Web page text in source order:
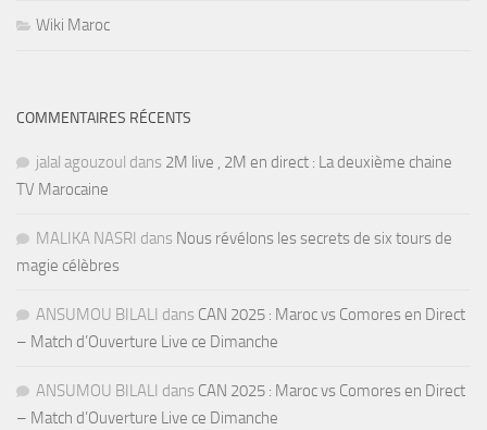
Wiki Maroc
COMMENTAIRES RÉCENTS
jalal agouzoul dans 2M live , 2M en direct : La deuxième chaine
TV Marocaine
MALIKA NASRI dans Nous révélons les secrets de six tours de
magie célèbres
ANSUMOU BILALI dans CAN 2025 : Maroc vs Comores en Direct
– Match d’Ouverture Live ce Dimanche
ANSUMOU BILALI dans CAN 2025 : Maroc vs Comores en Direct
– Match d’Ouverture Live ce Dimanche